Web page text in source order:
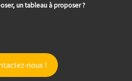
un tableau à proposer ?
nous !